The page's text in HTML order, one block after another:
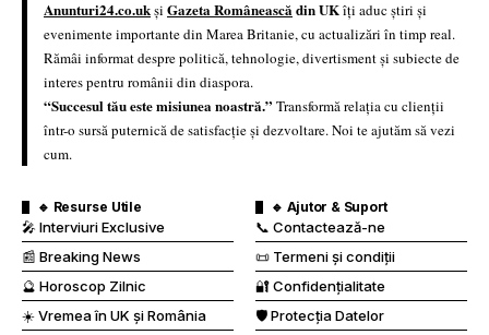
Anunturi24.co.ukși Gazeta Româneascădin UKîți aduc știri și
evenimente importante din Marea Britanie, cu actualizări în timp real.
Rămâi informat despre politică, tehnologie, divertisment și subiecte de
interes pentru românii din diaspora.
“Succesul tău este misiunea noastră.” Transformă relația cu clienții
într-o sursă puternică de satisfacție și dezvoltare. Noi te ajutăm să vezi
cum.
🔹 Resurse Utile
🎤 Interviuri Exclusive
📰 Breaking News
🔮 Horoscop Zilnic
☀️ Vremea în UK și România
🔹 Ajutor & Suport
📞 Contactează-ne
📜 Termeni și condiții
🔐 Confidențialitate
🛡️ Protecția Datelor